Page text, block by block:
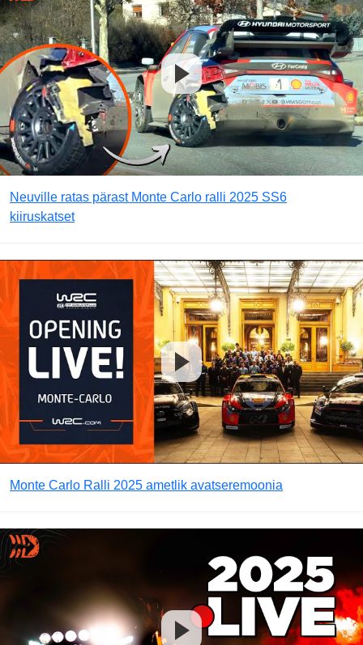
Neuville ratas pärast Monte Carlo ralli 2025 SS6
kiiruskatset
Monte Carlo Ralli 2025 ametlik avatseremoonia